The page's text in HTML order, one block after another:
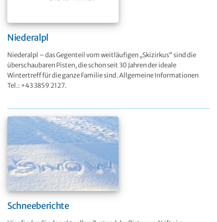
Niederalpl
Niederalpl – das Gegenteil vom weitläufigen „Skizirkus“ sind die
überschaubaren Pisten, die schon seit 30 Jahren der ideale
Wintertreff für die ganze Familie sind. Allgemeine Informationen
Tel.: +43 3859 2127.
Schneeberichte